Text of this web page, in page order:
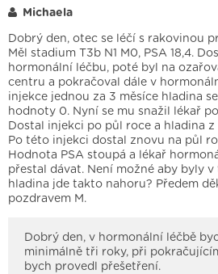
Michaela
Dobrý den, otec se léčí s rakovinou
Měl stadium T3b N1 M0, PSA 18,4.
hormonální léčbu, poté byl na
centru a pokračoval dále v
injekce jednou za 3 měsíce hladina
hodnoty 0. Nyní se mu snažil lékař
Dostal injekci po půl roce a hladina
Po této injekci dostal znovu na půl
Hodnota PSA stoupá a lékař
přestal dávat. Není možné aby byly
hladina jde takto nahoru? Předem
pozdravem M.
Dobrý den, v hormonální léčbě
minimálně tři roky, při
bych provedl přešetření.